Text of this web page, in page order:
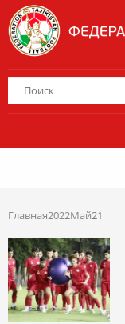
Главная2022Май21